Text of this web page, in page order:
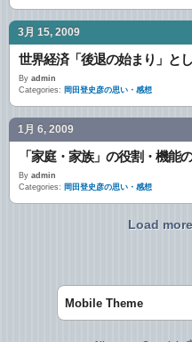
3月 15, 2009
世界経済「後退の始まり」と
By admin
Categories: 岡田登史彦の思い・感想
1月 6, 2009
「家庭・家族」の役割・機能
By admin
Categories: 岡田登史彦の思い・感想
Load
Mobile Theme